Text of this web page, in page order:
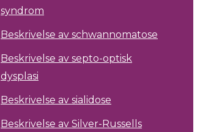
syndrom
Beskrivelse av schwannomatose
Beskrivelse av septo-optisk
dysplasi
Beskrivelse av sialidose
Beskrivelse av Silver-Russells